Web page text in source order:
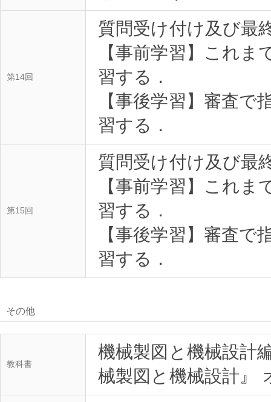
第14回
質問受け付け及び最
【事前学習】これ
習する．
【事後学習】審査
習する．
第15回
質問受け付け及び最
【事前学習】これ
習する．
【事後学習】審査
習する．
その他
教科書
機械製図と機械設計
械製図と機械設計』